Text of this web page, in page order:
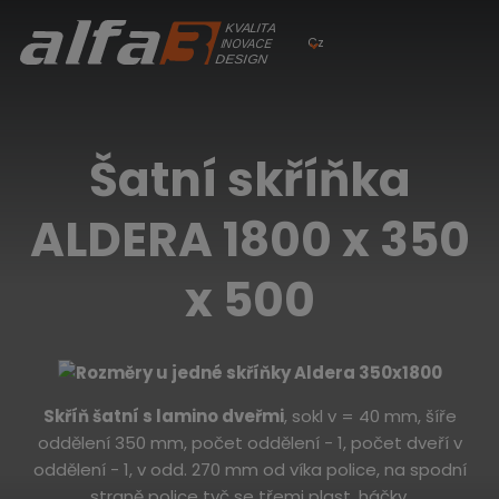
Cz
Šatní skříňka
ALDERA 1800 x 350
x 500
Skříň šatní s lamino dveřmi, sokl v = 40 mm, šíře
oddělení 350 mm, počet oddělení - 1, počet dveří v
oddělení - 1, v odd. 270 mm od víka police, na spodní